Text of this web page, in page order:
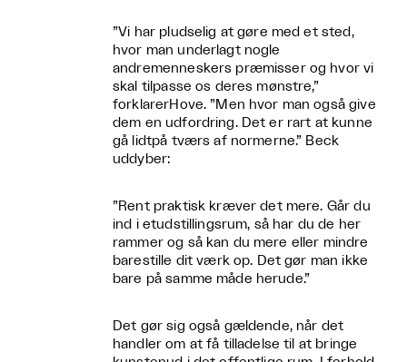
”Vi har pludselig at gøre med et sted,
hvor man underlagt nogle
andremenneskers præmisser og hvor vi
skal tilpasse os deres mønstre,”
forklarerHove. ”Men hvor man også give
dem en udfordring. Det er rart at kunne
gå lidtpå tværs af normerne.” Beck
uddyber:
”Rent praktisk kræver det mere. Går du
ind i etudstillingsrum, så har du de her
rammer og så kan du mere eller mindre
barestille dit værk op. Det gør man ikke
bare på samme måde herude.”
Det gør sig også gældende, når det
handler om at få tilladelse til at bringe